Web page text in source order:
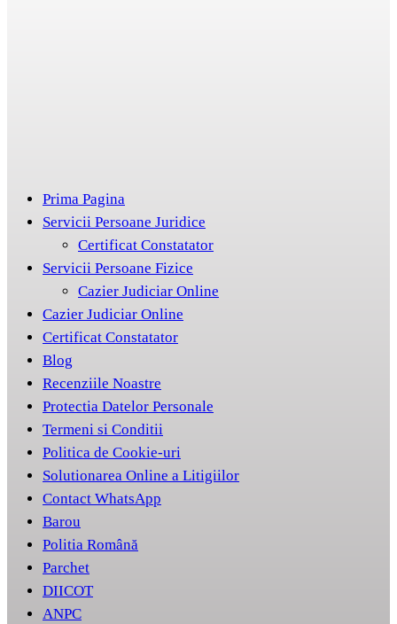
Prima Pagina
Servicii Persoane Juridice
Certificat Constatator
Servicii Persoane Fizice
Cazier Judiciar Online
Cazier Judiciar Online
Certificat Constatator
Blog
Recenziile Noastre
Protectia Datelor Personale
Termeni si Conditii
Politica de Cookie-uri
Solutionarea Online a Litigiilor
Contact WhatsApp
Barou
Politia Română
Parchet
DIICOT
ANPC